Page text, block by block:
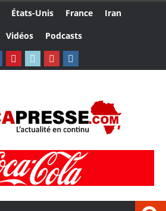
États-Unis France
Iran
Vidéos Podcasts